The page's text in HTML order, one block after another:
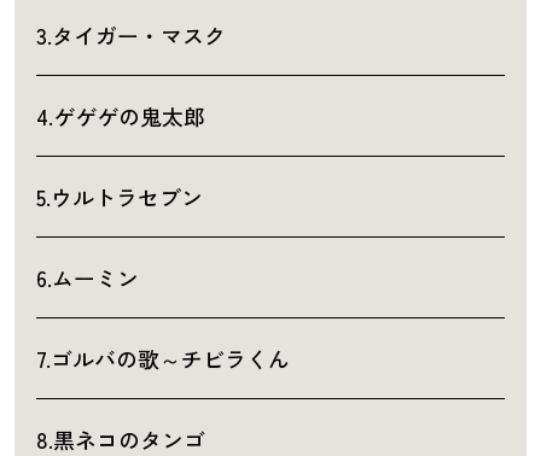
3.タイガー・マスク
4.ゲゲゲの鬼太郎
5.ウルトラセブン
6.ムーミン
7.ゴルバの歌～チビラくん
8.黒ネコのタンゴ